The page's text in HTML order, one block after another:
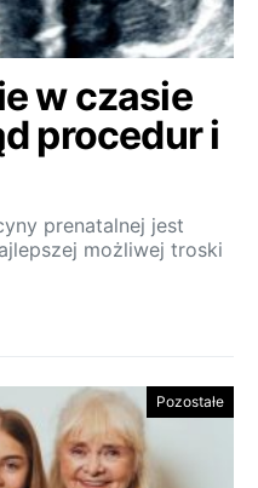
w czasie
procedur i
prenatalnej jest
możliwej troski
Pozostałe